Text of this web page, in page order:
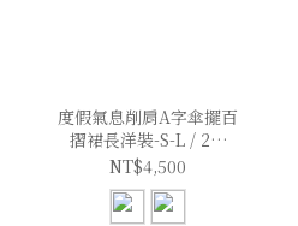
度假氣息削肩A字傘擺百
摺裙長洋裝-S-L / 2色
(Elegant & Love)
NT$4,500